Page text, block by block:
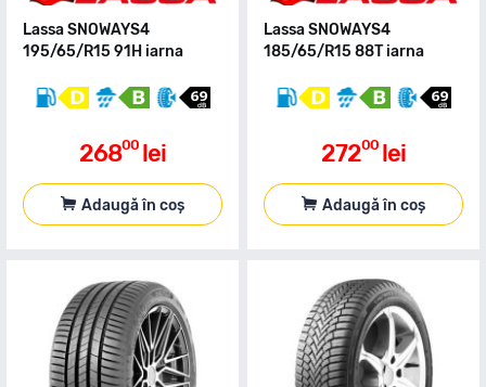
Lassa SNOWAYS4
195/65/R15 91H iarna
26800 lei
Adaugă în coș
Lassa SNOWAYS4
185/65/R15 88T iarna
27200 lei
Adaugă în coș